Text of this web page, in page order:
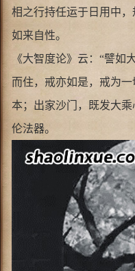
相之行持任运于日用中
如来自性。
《大智度论》云：“譬如
而住，戒亦如是，戒为
本；出家沙门，既发大
伦法器。